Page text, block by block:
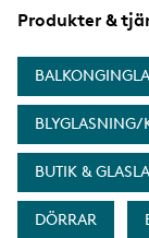
Produkter &
BLYGLASNING/
BUTIK &
DÖRRAR